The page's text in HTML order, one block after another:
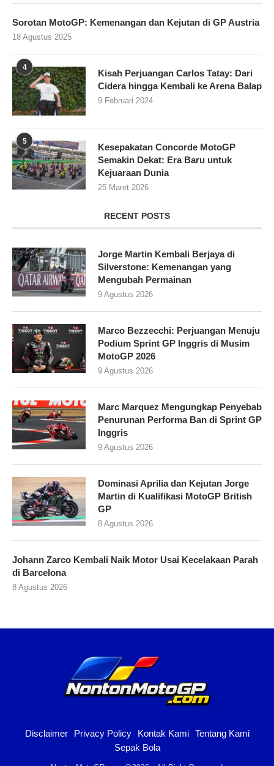
Sorotan MotoGP: Kemenangan dan Kejutan di GP Austria
18 Agustus 2025
4
Kisah Perjuangan Carlos Tatay: Dari
Cidera hingga Kembali ke Arena Balap
9 Februari 2024
5
Kesepakatan Concorde MotoGP
Semakin Dekat: Era Baru untuk
Kejuaraan Dunia
25 Maret 2026
RECENT POSTS
Jorge Martin Kembali Berjaya di
Silverstone: Kemenangan yang
Mengubah Permainan
9 Agustus 2026
Marco Bezzecchi: Perjuangan Menuju
Podium Sprint GP Inggris di Musim
MotoGP 2026
9 Agustus 2026
Marc Marquez Mengungkap Penyebab
Penurunan Performa Ban di Sprint GP
Inggris
9 Agustus 2026
Dominasi Aprilia dan Kejutan Jorge
Martin di Kualifikasi MotoGP British
GP
8 Agustus 2026
Johann Zarco Kembali Naik Motor Usai Kecelakaan Parah
di Barcelona
8 Agustus 2026
Disclaimer Privacy Policy Kontak Kami
Tentang Kami
Sepak Bola